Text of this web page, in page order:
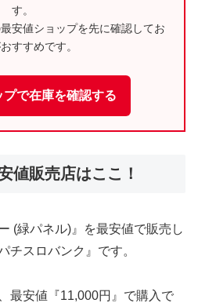
す。
安値ショップを先に確認してお
すすめです。
で在庫を確認する
値販売店はここ！
(緑パネル)』を最安値で販売し
チスロバンク』です。
最安値『11,000円』で購入で